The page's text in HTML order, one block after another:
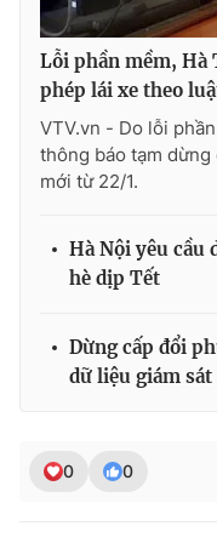
Cơ quan báo chí:
Thời
Giấy phép hoạt động
Phó Tổng Biên tập:
Lỗi phần mềm, Hà
phép lái xe theo
VTV.vn - Do lỗi
thông báo tạm
mới từ 22/1.
Hà Nội yêu cầu
hè dịp Tết
Dừng cấp đổi
dữ liệu giám
0 0